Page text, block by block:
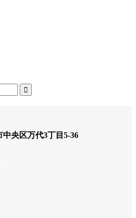
中央区万代3丁目5-36